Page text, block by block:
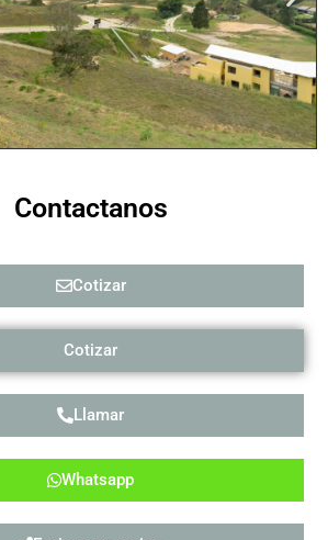
Contactanos
Cotizar
Cotizar
Llamar
Whatsapp